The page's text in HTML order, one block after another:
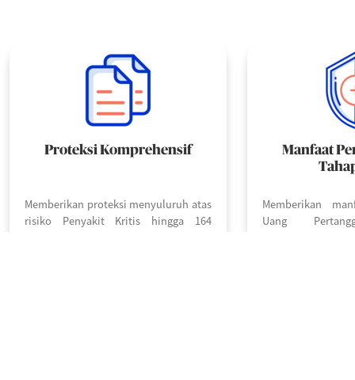
Proteksi Komprehensif
Memberikan proteksi menyuluruh atas
risiko Penyakit Kritis hingga 164
Manfaat
Memberikan
Uang